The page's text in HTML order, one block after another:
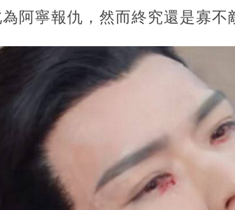
阿寧報仇，然而終究還是寡不